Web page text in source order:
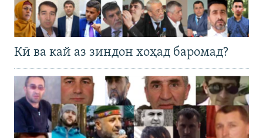
Кӣ ва кай аз зиндон хоҳад баромад?